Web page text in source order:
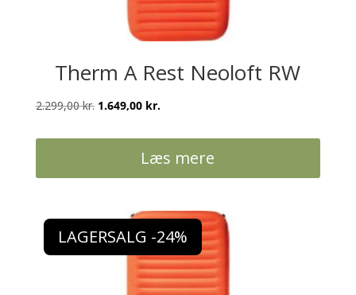
Therm A Rest Neoloft RW
2.299,00kr. Den
pris
2.299,00 kr..
1.649,00 kr.Den
pris
er:
1.649,00 kr..
Læs mere
LAGERSALG -24%